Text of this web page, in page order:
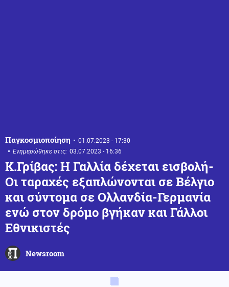
Παγκοσμιοποίηση
01.07.2023 - 17:30
Ενημερώθηκε στις: 03.07.2023 - 16:36
Κ.Γρίβας: Η Γαλλία δέχεται εισβολή-
Οι ταραχές εξαπλώνονται σε Βέλγιο
και σύντομα σε Ολλανδία-Γερμανία
ενώ στον δρόμο βγήκαν και Γάλλοι
Εθνικιστές
Newsroom